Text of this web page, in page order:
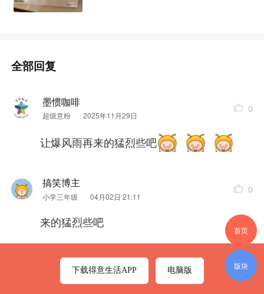
这根本不是回暖，这是冷空气 总攻前释放的“烟雾
全部回复
墨惯咖啡
超级意粉 2025年11月29日
0
让爆风雨再来的猛烈些吧
搞笑博主
小学三年级 04月02日 21:11
0
来的猛烈些吧
首页
版块
下载得意生活APP 电脑版